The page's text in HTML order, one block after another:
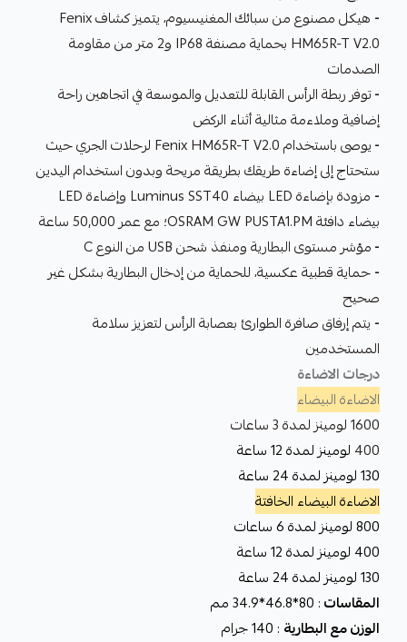
-
هيكل مصنوع من سبائك المغنيسيوم، يتميز كشاف Fenix
HM65R-T V2.0 بحماية مصنفة IP68 و2 متر من مقاومة
الصدمات
-توفر ربطة الرأس القابلة للتعديل والموسعة في اتجاهين راحة
إضافية وملاءمة مثالية أثناء الركض
-
يوصى باستخدام Fenix HM65R-T V2.0 لرحلات الجري حيث
ستحتاج إلى إضاءة طريقك بطريقة مريحة وبدون استخدام اليدين
-
مزودة بإضاءة LED بيضاء Luminus SST40 وإضاءة LED
بيضاء دافئة OSRAM GW PUSTA1.PM؛ مع عمر 50,000 ساعة
-مؤشر مستوى البطارية ومنفذ شحن USB من النوع C
-حماية قطبية عكسية، للحماية من إدخال البطارية بشكل غير
صحيح
- يتم إرفاق صافرة الطوارئ بعصابة الرأس لتعزيز سلامة
المستخدمين
درجات الاضاءة
الاضاءة البيضاء
1600 لومينز لمدة 3 ساعات
400 لومينز لمدة 12 ساعة
130 لومينز لمدة 24 ساعة
الاضاءة البيضاء الخافتة
800 لومينز لمدة 6 ساعات
400 لومينز لمدة 12 ساعة
130 لومينز لمدة 24 ساعة
المقاسات: 80*46.8*34.9 مم
الوزن مع البطارية : 140 جرام